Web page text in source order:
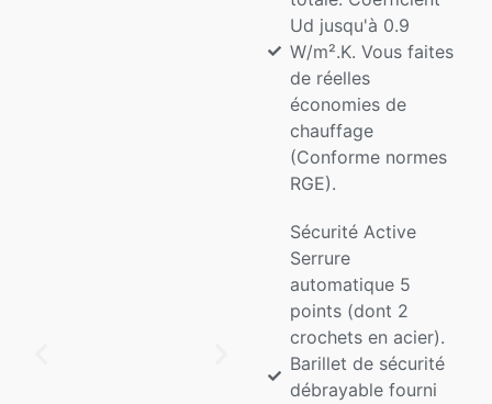
Ud jusqu'à 0.9
W/m².K. Vous faites
de réelles
économies de
chauffage
(Conforme normes
RGE).
Sécurité Active
Serrure
automatique 5
points (dont 2
crochets en acier).
Barillet de sécurité
débrayable fourni